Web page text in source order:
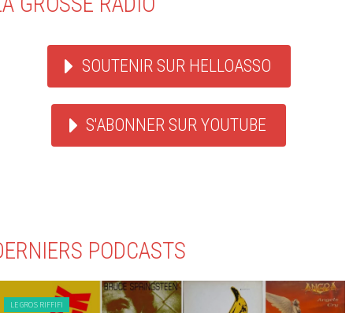
SOUTENIR SUR HELLOASSO
S'ABONNER SUR YOUTUBE
PODCASTS
LE GROS RIFFIFI